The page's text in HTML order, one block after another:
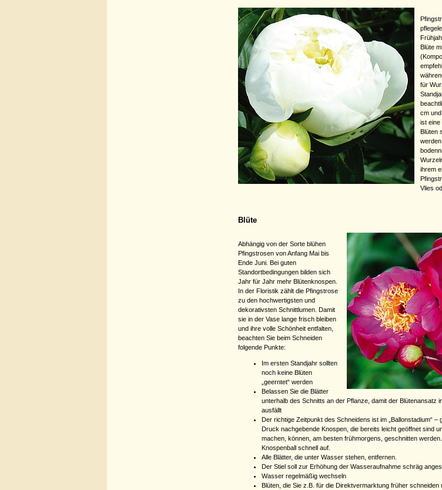
Blüte
für
cm
ist eine
Blüten
ihrem
Vlies
Blüte
Abhängig von der Sorte blühen
Pfingstrosen von Anfang Mai bis
Ende Juni. Bei guten
Standortbedingungen bilden sich
Jahr für Jahr mehr Blütenknospen.
In der Floristik zählt die Pfingstrose
zu den hochwertigsten und
dekorativsten Schnittlumen. Damit
sie in der Vase lange frisch bleiben
und ihre volle Schönheit entfalten,
beachten Sie beim Schneiden
folgende Punkte:
Im ersten Standjahr sollten
noch keine Blüten
„geerntet“ werden
Belassen Sie die Blätter
unterhalb des Schnitts an der Pflanze, damit der Blütenansatz
ausfällt
Der richtige Zeitpunkt des Schneidens ist im „Ballonstadium“ –
Druck nachgebende Knospen, die bereits leicht geöffnet sind
machen, können, am besten frühmorgens, geschnitten
Knospenball schnell auf.
Alle Blätter, die unter Wasser stehen, entfernen.
Der Stiel soll zur Erhöhung der Wasseraufnahme schräg
Wasser regelmäßig wechseln
Blüten, die Sie z.B. für die Direktvermarktung früher schneiden